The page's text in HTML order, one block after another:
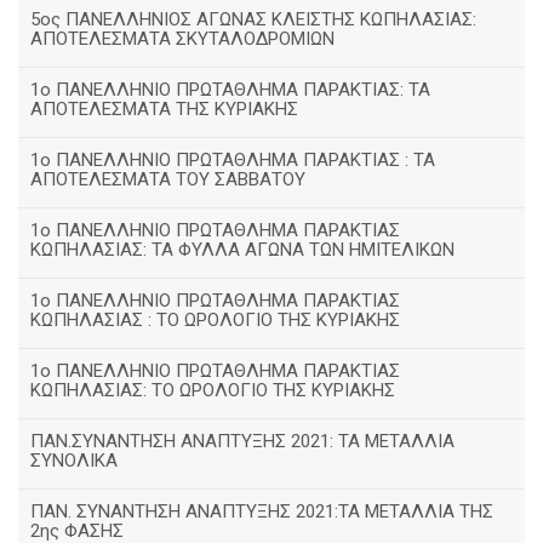
5ος ΠΑΝΕΛΛΗΝΙΟΣ ΑΓΩΝΑΣ ΚΛΕΙΣΤΗΣ ΚΩΠΗΛΑΣΙΑΣ:
ΑΠΟΤΕΛΕΣΜΑΤΑ ΣΚΥΤΑΛΟΔΡΟΜΙΩΝ
1ο ΠΑΝΕΛΛΗΝΙΟ ΠΡΩΤΑΘΛΗΜΑ ΠΑΡΑΚΤΙΑΣ: ΤΑ
ΑΠΟΤΕΛΕΣΜΑΤΑ ΤΗΣ ΚΥΡΙΑΚΗΣ
1ο ΠΑΝΕΛΛΗΝΙΟ ΠΡΩΤΑΘΛΗΜΑ ΠΑΡΑΚΤΙΑΣ : ΤΑ
ΑΠΟΤΕΛΕΣΜΑΤΑ ΤΟΥ ΣΑΒΒΑΤΟΥ
1ο ΠΑΝΕΛΛΗΝΙΟ ΠΡΩΤΑΘΛΗΜΑ ΠΑΡΑΚΤΙΑΣ
ΚΩΠΗΛΑΣΙΑΣ: ΤΑ ΦΥΛΛΑ ΑΓΩΝΑ ΤΩΝ ΗΜΙΤΕΛΙΚΩΝ
1ο ΠΑΝΕΛΛΗΝΙΟ ΠΡΩΤΑΘΛΗΜΑ ΠΑΡΑΚΤΙΑΣ
ΚΩΠΗΛΑΣΙΑΣ : ΤΟ ΩΡΟΛΟΓΙΟ ΤΗΣ ΚΥΡΙΑΚΗΣ
1o ΠΑΝΕΛΛΗΝΙΟ ΠΡΩΤΑΘΛΗΜΑ ΠΑΡΑΚΤΙΑΣ
ΚΩΠΗΛΑΣΙΑΣ: ΤΟ ΩΡΟΛΟΓΙΟ ΤΗΣ ΚΥΡΙΑΚΗΣ
ΠΑΝ.ΣΥΝΑΝΤΗΣΗ ΑΝΑΠΤΥΞΗΣ 2021: ΤΑ ΜΕΤΑΛΛΙΑ
ΣΥΝΟΛΙΚΑ
ΠΑΝ. ΣΥΝΑΝΤΗΣΗ ΑΝΑΠΤΥΞΗΣ 2021:ΤΑ ΜΕΤΑΛΛΙΑ ΤΗΣ
2ης ΦΑΣΗΣ